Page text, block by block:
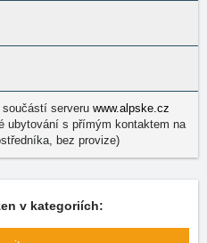
součástí serveru www.alpske.cz
ubytování s přímým kontaktem na
bez provize)
v kategoriích: